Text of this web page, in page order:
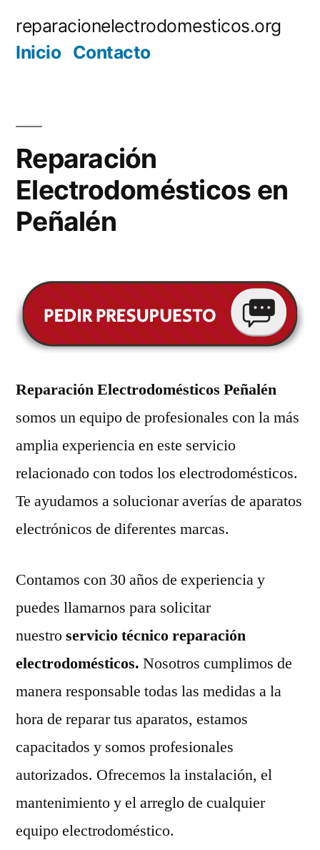
reparacionelectrodomesticos.org
Inicio Contacto
Reparación
Electrodomésticos en
Peñalén
Reparación Electrodomésticos Peñalén
somos un equipo de profesionales con la más
amplia experiencia en este servicio
relacionado con todos los electrodomésticos.
Te ayudamos a solucionar averías de aparatos
electrónicos de diferentes marcas.
Contamos con 30 años de experiencia y
puedes llamarnos para solicitar
nuestroservicio técnico reparación
electrodomésticos. Nosotros cumplimos de
manera responsable todas las medidas a la
hora de reparar tus aparatos, estamos
capacitados y somos profesionales
autorizados. Ofrecemos la instalación, el
mantenimiento y el arreglo de cualquier
equipo electrodoméstico.